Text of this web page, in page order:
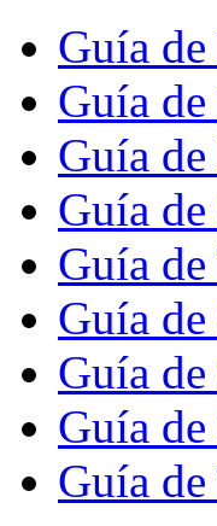
Guía de
Guía
Guía
Guía de
Guía
Guía
Guía
Guía
Guía de